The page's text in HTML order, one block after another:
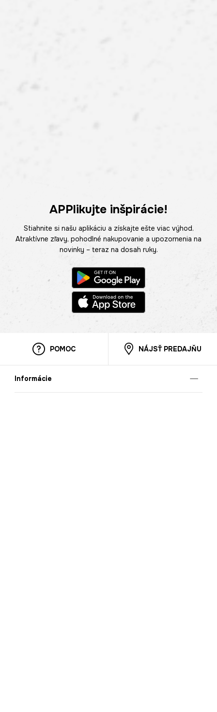
APPlikujte inšpirácie!
Stiahnite si našu aplikáciu a získajte ešte viac výhod.
Atraktívne zľavy, pohodlné nakupovanie a upozornenia na
novinky – teraz na dosah ruky.
POMOC NÁJSŤ PREDAJŇU
Informácie